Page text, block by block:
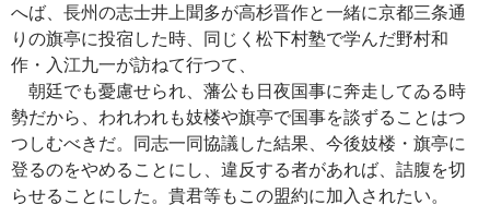
へば、長州の志士井上聞多が高杉晋作と一緒に京都三条通
りの旗亭に投宿した時、同じく松下村塾で学んだ野村和
作・入江九一が訪ねて行つて、
朝廷でも憂慮せられ、藩公も日夜国事に奔走してゐる時
勢だから、われわれも妓楼や旗亭で国事を談ずることはつ
つしむべきだ。同志一同協議した結果、今後妓楼・旗亭に
登るのをやめることにし、違反する者があれば、詰腹を切
らせることにした。貴君等もこの盟約に加入されたい。